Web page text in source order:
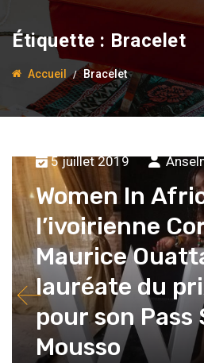
Étiquette : Bracelet
Accueil Bracelet
5 juillet 2019
Women In
l’ivoirienne
Maurice
lauréate du
pour son Pass
Mousso